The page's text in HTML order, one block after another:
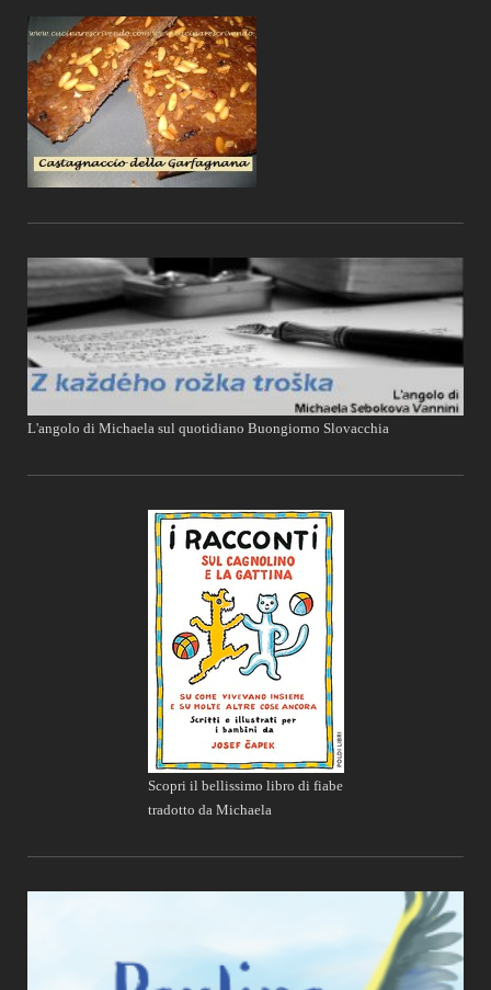
L'angolo di Michaela sul quotidiano Buongiorno Slovacchia
Scopri il bellissimo libro di fiabe
tradotto da Michaela